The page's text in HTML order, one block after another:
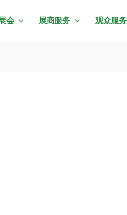
会 展商服务 观众服务